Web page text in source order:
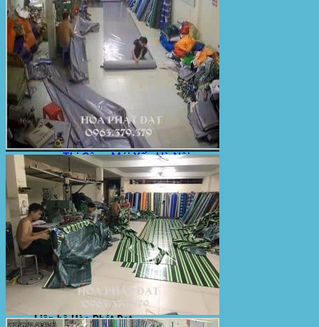
Dù lệch tâm
Sản Phẩm Mái Che Di Động
Mái hiên di động
Mái xếp di động
Nhà bạt di động
Motor kéo bạt che
Dự Án Hòa Phát Đạt
Lưới che nắng
Màng phủ nông nghiệp
Bạt Kéo Quán Cafe
Bạt Kéo Sân Trường
Thi Công Mái Xếp Hà Nội
Thi Công Mái Xếp TPHCM
Thi Công Mái Xếp Bình Dương
Thi Công Mái Xếp Biên Hòa
Tin tức
Hoạt động
May bạt mái che
Thi công bạt lót lồ
Thay bạt áo dù
Thay bạt mái che
Thi công mái tôn
Tuyển Dụng Hòa Phát Đạt
Liên hệ Hòa Phát Đạt